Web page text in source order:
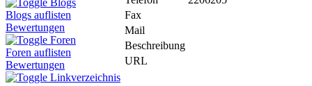
Blogs
Blogs auflisten
Bewertungen
Foren
Foren auflisten
Bewertungen
Linkverzeichnis
Fax
Mail
Beschreibung
URL